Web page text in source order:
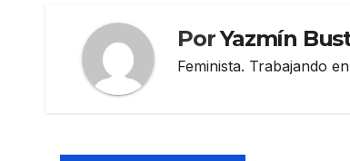
PorYazmín
Feminista. Trabajando